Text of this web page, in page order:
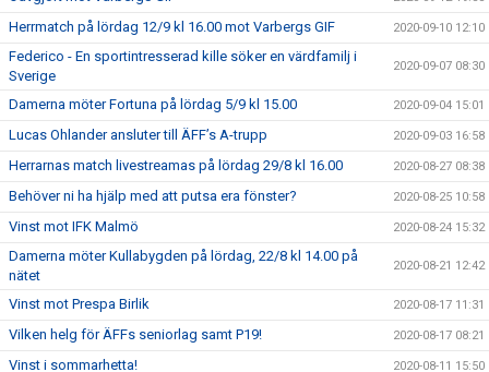
Herrmatch på lördag 12/9 kl 16.00 mot Varbergs GIF 2020-09-10 12:10
Federico - En sportintresserad kille söker en värdfamilj i
Sverige
2020-09-07 08:30
Damerna möter Fortuna på lördag 5/9 kl 15.00 2020-09-04 15:01
Lucas Ohlander ansluter till ÄFF’s A-trupp 2020-09-03 16:58
Herrarnas match livestreamas på lördag 29/8 kl 16.00 2020-08-27 08:38
Behöver ni ha hjälp med att putsa era fönster? 2020-08-25 10:58
Vinst mot IFK Malmö 2020-08-24 15:32
Damerna möter Kullabygden på lördag, 22/8 kl 14.00 på
nätet
2020-08-21 12:42
Vinst mot Prespa Birlik 2020-08-17 11:31
Vilken helg för ÄFFs seniorlag samt P19! 2020-08-17 08:21
Vinst i sommarhetta! 2020-08-11 15:50